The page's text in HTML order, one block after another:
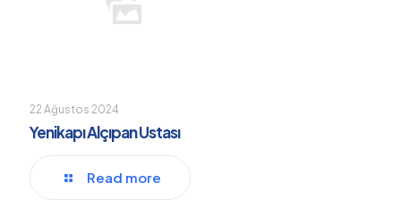
22 Ağustos 2024
Yenikapı Alçıpan Ustası
Read more